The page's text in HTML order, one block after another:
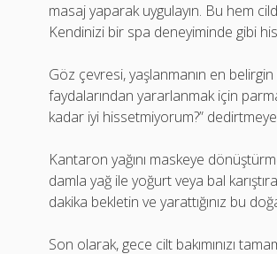
masaj yaparak uygulayın. Bu hem
Kendinizi bir spa deneyiminde gibi
Göz çevresi, yaşlanmanın en
faydalarından yararlanmak için
kadar iyi hissetmiyorum?”
Kantaron yağını maskeye
damla yağ ile yoğurt veya bal
dakika bekletin ve yarattığınız bu doğal
Son olarak, gece cilt bakımınızı